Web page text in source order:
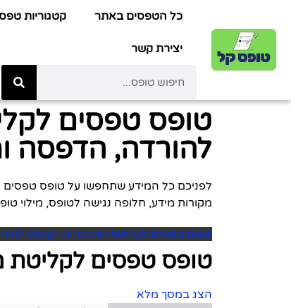
כל הטפסים באתר קטגוריות
יצירת קשר
טופס טפסים
להורדה, הדפסה
מקורות מידע, חלופה נגישה לטופס, מילוי
טופס טפסים לקליטת מתגבר בדיקנאט
טופס טפסים
הצג במסך מלא